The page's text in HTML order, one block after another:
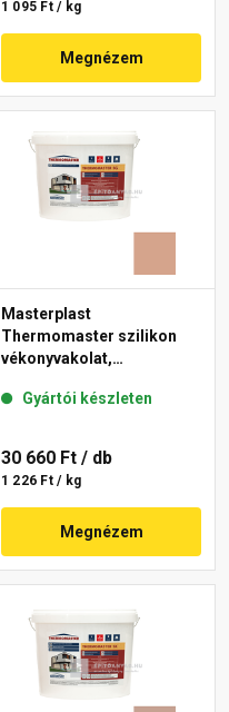
1 095 Ft / kg
Megnézem
Masterplast
Thermomaster szilikon
vékonyvakolat,
12-C 25 kg
Gyártói készleten
30 660 Ft / db
1 226 Ft / kg
Megnézem